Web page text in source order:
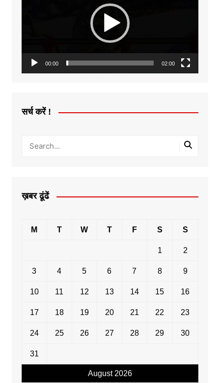
00:00 02:00
सर्च करें !
ख़बर ढूंढें
August 2026
M T W T F S S
1 2
3 4 5 6 7 8 9
10 11 12 13 14 15 16
17 18 19 20 21 22 23
24 25 26 27 28 29 30
31